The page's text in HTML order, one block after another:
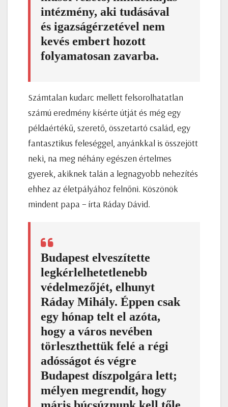
intézmény, aki tudásával
és igazságérzetével nem
kevés embert hozott
folyamatosan zavarba.
Számtalan kudarc mellett felsorolhatatlan
számú eredmény kísérte útját és még egy
példaértékű, szerető, összetartó család, egy
fantasztikus feleséggel, anyánkkal is összejött
neki, na meg néhány egészen értelmes
gyerek, akiknek talán a legnagyobb nehezítés
ehhez az életpályához felnőni. Köszönök
mindent papa − írta Ráday Dávid.
Budapest elveszítette
legkérlelhetetlenebb
védelmezőjét, elhunyt
Ráday Mihály. Éppen csak
egy hónap telt el azóta,
hogy a város nevében
törleszthettük felé a régi
adósságot és végre
Budapest díszpolgára lett;
mélyen megrendít, hogy